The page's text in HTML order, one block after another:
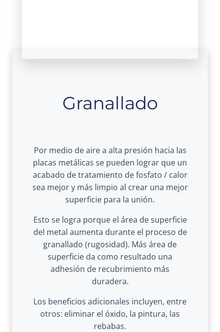
Granallado
Por medio de aire a alta presión hacia las
placas metálicas se pueden lograr que un
acabado de tratamiento de fosfato / calor
sea mejor y más limpio al crear una mejor
superficie para la unión.
Esto se logra porque el área de superficie
del metal aumenta durante el proceso de
granallado (rugosidad). Más área de
superficie da como resultado una
adhesión de recubrimiento más
duradera.
Los beneficios adicionales incluyen, entre
otros: eliminar el óxido, la pintura, las
rebabas.